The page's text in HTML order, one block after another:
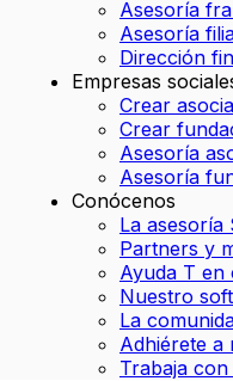
Asesoría
Asesoría
Dirección
Empresas
Crear
Crear
Asesoría
Asesoría
Conócenos
La asesoría
Partners y
Ayuda T en
Nuestro
La
Adhiérete a
Trabaja